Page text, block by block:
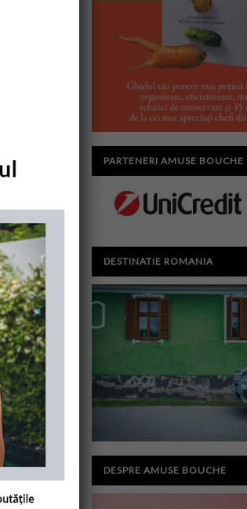
PARTENERI AMUSE BOUCHE
DESTINATIE ROMANIA
DESPRE AMUSE BOUCHE